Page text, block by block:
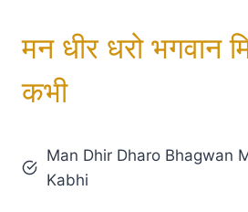
मन धीर धरो भगवान
कभी
Man Dhir Dharo Bhagwan
Kabhi